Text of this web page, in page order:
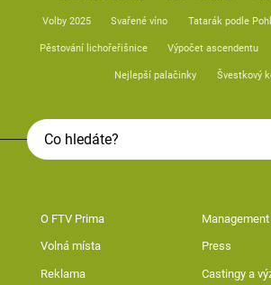
Volby 2025 Svařené víno Tatarák podle
Pěstování lichořeřišnice Výpočet ascendentu
Nejlepší palačinky Švestkový
O FTV Prima Management
Volná místa Press
Reklama Castingy a